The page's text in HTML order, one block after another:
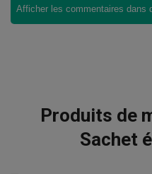
Afficher les commentaires dans
Produits de
Sachet